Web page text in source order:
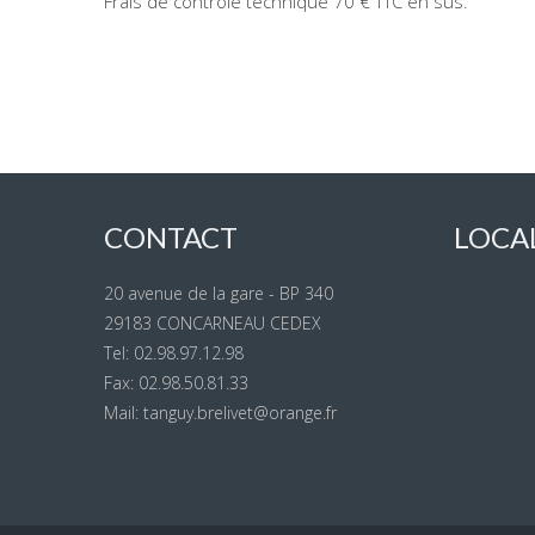
CONTACT
20 avenue de la gare - BP 340
29183 CONCARNEAU CEDEX
Tel: 02.98.97.12.98
Fax: 02.98.50.81.33
Mail: tanguy.brelivet@orange.fr